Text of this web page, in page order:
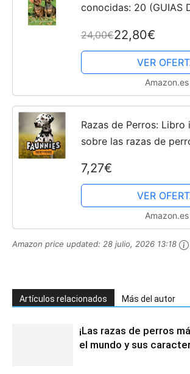
conocidas: 20 (GUIAS
24,00€22,80€
VER
Amazon.es
Razas de Perros: Libro
sobre las razas de
básicas
7,27€
VER
Amazon.es
Amazon price updated: 28 julio, 2026 13:18
Artículos relacionados Más del autor
¡Las razas de perros
el mundo y sus